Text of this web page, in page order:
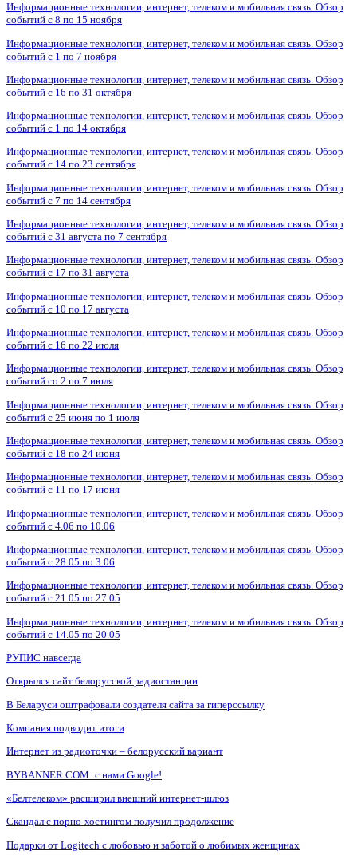
Информационные технологии, интернет, телеком и мобильная связь. Обзор
событий с 8 по 15 ноября
Информационные технологии, интернет, телеком и мобильная связь. Обзор
событий с 1 по 7 ноября
Информационные технологии, интернет, телеком и мобильная связь. Обзор
событий с 16 по 31 октября
Информационные технологии, интернет, телеком и мобильная связь. Обзор
событий с 1 по 14 октября
Информационные технологии, интернет, телеком и мобильная связь. Обзор
событий с 14 по 23 сентября
Информационные технологии, интернет, телеком и мобильная связь. Обзор
событий с 7 по 14 сентября
Информационные технологии, интернет, телеком и мобильная связь. Обзор
событий с 31 августа по 7 сентября
Информационные технологии, интернет, телеком и мобильная связь. Обзор
событий с 17 по 31 августа
Информационные технологии, интернет, телеком и мобильная связь. Обзор
событий с 10 по 17 августа
Информационные технологии, интернет, телеком и мобильная связь. Обзор
событий с 16 по 22 июля
Информационные технологии, интернет, телеком и мобильная связь. Обзор
событий со 2 по 7 июля
Информационные технологии, интернет, телеком и мобильная связь. Обзор
событий с 25 июня по 1 июля
Информационные технологии, интернет, телеком и мобильная связь. Обзор
событий с 18 по 24 июня
Информационные технологии, интернет, телеком и мобильная связь. Обзор
событий с 11 по 17 июня
Информационные технологии, интернет, телеком и мобильная связь. Обзор
событий с 4.06 по 10.06
Информационные технологии, интернет, телеком и мобильная связь. Обзор
событий с 28.05 по 3.06
Информационные технологии, интернет, телеком и мобильная связь. Обзор
событий с 21.05 по 27.05
Информационные технологии, интернет, телеком и мобильная связь. Обзор
событий с 14.05 по 20.05
РУПИС навсегда
Открылся сайт белорусской радиостанции
В Беларуси оштрафовали создателя сайта за гиперссылку
Компания подводит итоги
Интернет из радиоточки – белорусский вариант
BYBANNER.COM: c нами Google!
«Белтелеком» расширил внешний интернет-шлюз
Скандал с порно-хостингом получил продолжение
Подарки от Logitech с любовью и заботой о любимых женщинах